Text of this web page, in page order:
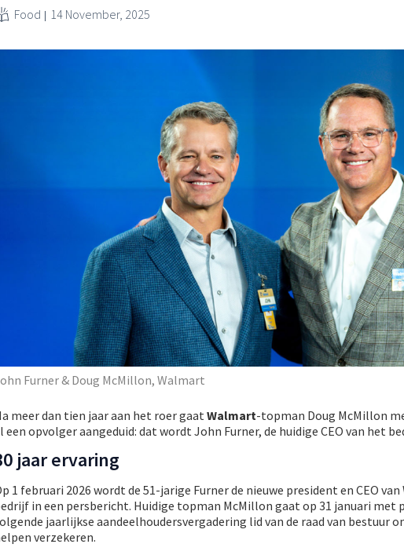
Food 14 November, 2025
Furner & Doug McMillon, Walmart
meer dan tien jaar aan het roer gaat Walmart-topman Doug McMillon
een opvolger aangeduid: dat wordt John Furner, de huidige CEO van het
jaar ervaring
1 februari 2026 wordt de 51-jarige Furner de nieuwe president en CEO
in een persbericht. Huidige topman McMillon gaat op 31 januari met
jaarlijkse aandeelhoudersvergadering lid van de raad van bestuur
verzekeren.